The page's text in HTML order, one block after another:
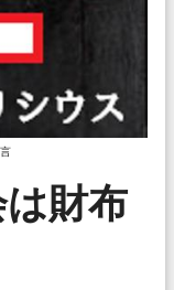
財布